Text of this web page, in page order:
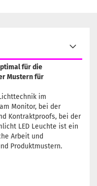
für die
Mustern für
im
Monitor, bei der
Kontraktproofs, bei der
LED Leuchte ist ein
Arbeit und
Produktmustern.